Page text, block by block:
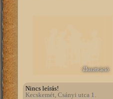
illusztráció
Nincs leírás!
Kecskemét, Csányi utca 1.